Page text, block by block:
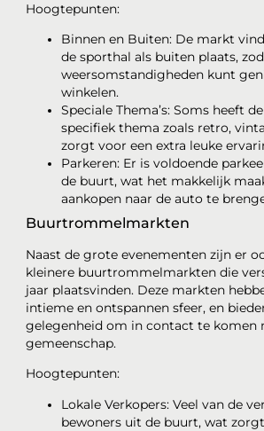
Hoogtepunten:
Binnen en Buiten: De markt
de sporthal als buiten plaats,
weersomstandigheden kunt
winkelen.
Speciale Thema’s: Soms heeft
specifiek thema zoals retro,
zorgt voor een extra leuke
Parkeren: Er is voldoende
de buurt, wat het makkelijk
aankopen naar de auto te
Buurtrommelmarkten
Naast de grote evenementen zijn er
kleinere buurtrommelmarkten die
jaar plaatsvinden. Deze markten
intieme en ontspannen sfeer, en
gelegenheid om in contact te komen
gemeenschap.
Hoogtepunten:
Lokale Verkopers: Veel van de
bewoners uit de buurt, wat